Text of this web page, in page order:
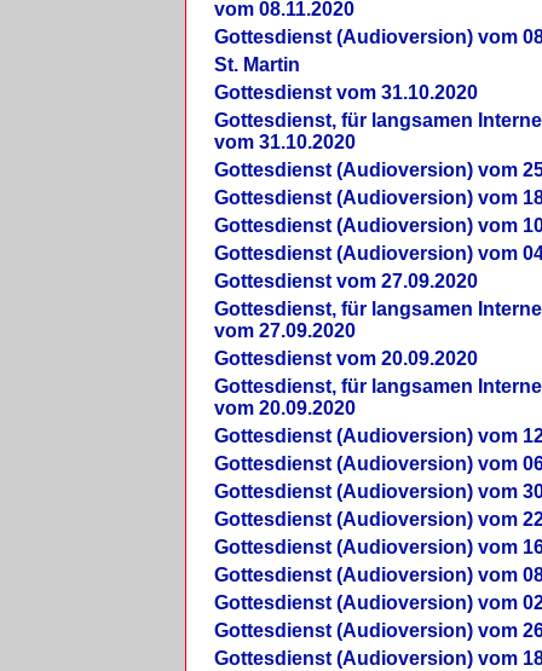
vom 08.11.2020
Gottesdienst (Audioversion) vom
St. Martin
Gottesdienst vom 31.10.2020
Gottesdienst, für langsamen
vom 31.10.2020
Gottesdienst (Audioversion) vom
Gottesdienst (Audioversion) vom
Gottesdienst (Audioversion) vom
Gottesdienst (Audioversion) vom
Gottesdienst vom 27.09.2020
Gottesdienst, für langsamen
vom 27.09.2020
Gottesdienst vom 20.09.2020
Gottesdienst, für langsamen
vom 20.09.2020
Gottesdienst (Audioversion) vom
Gottesdienst (Audioversion) vom
Gottesdienst (Audioversion) vom
Gottesdienst (Audioversion) vom
Gottesdienst (Audioversion) vom
Gottesdienst (Audioversion) vom
Gottesdienst (Audioversion) vom
Gottesdienst (Audioversion) vom
Gottesdienst (Audioversion) vom